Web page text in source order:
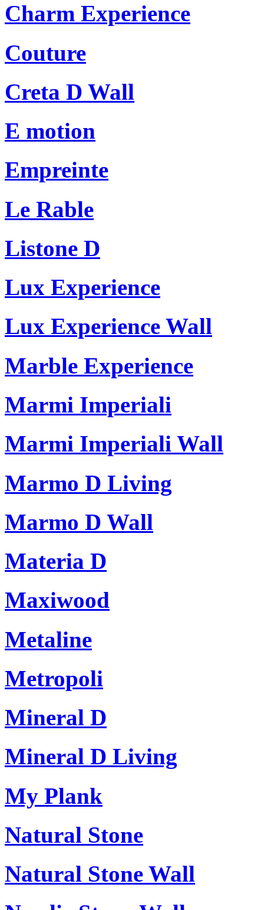
Charm Experience
Couture
Creta D Wall
E motion
Empreinte
Le Rable
Listone D
Lux Experience
Lux Experience Wall
Marble Experience
Marmi Imperiali
Marmi Imperiali Wall
Marmo D Living
Marmo D Wall
Materia D
Maxiwood
Metaline
Metropoli
Mineral D
Mineral D Living
My Plank
Natural Stone
Natural Stone Wall